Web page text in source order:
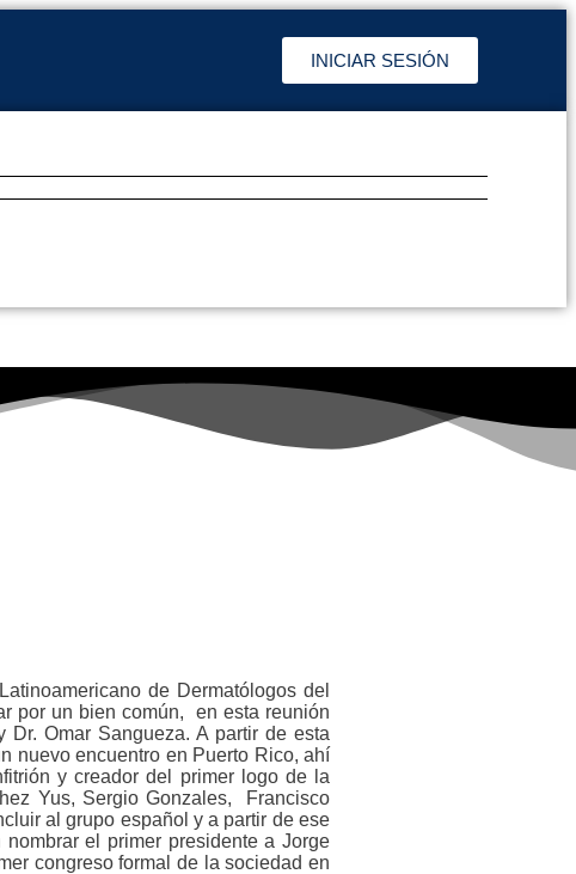
INICIAR SESIÓN
de Dermatólogos del
por un bien común, en esta reunión
Omar Sangueza. A partir de esta
nuevo encuentro en Puerto Rico, ahí
y creador del primer logo de la
Yus, Sergio Gonzales, Francisco
al grupo español y a partir de ese
el primer presidente a Jorge
congreso formal de la sociedad en